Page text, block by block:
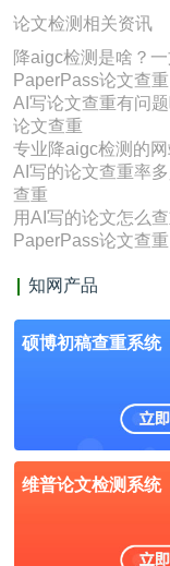
论文检测相关资讯
降aigc检测是啥？
PaperPass论文查重
AI写论文查重有问
论文查重
专业降aigc检测的
AI写的论文查重率
查重
用AI写的论文怎么
PaperPass论文查重
知网产品
硕博初稿查重系统
维普论文检测系统